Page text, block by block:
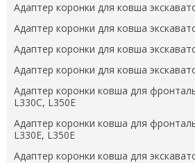
Адаптер коронки для ковша
Адаптер коронки для ковша
Адаптер коронки для ковша
Адаптер коронки для ковша
Адаптер коронки ковша для
L330C, L350E
Адаптер коронки ковша для
L330E, L350E
Адаптер коронки ковша для